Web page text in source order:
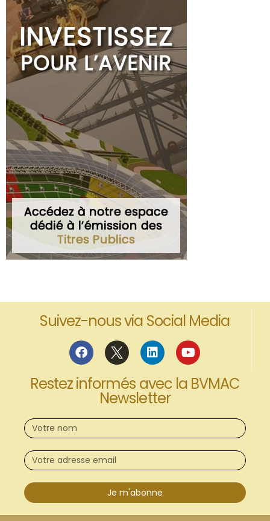
Suivez-nous via Social Media
Restez informés avec la BVMAC
Newsletter
Je m'abonne